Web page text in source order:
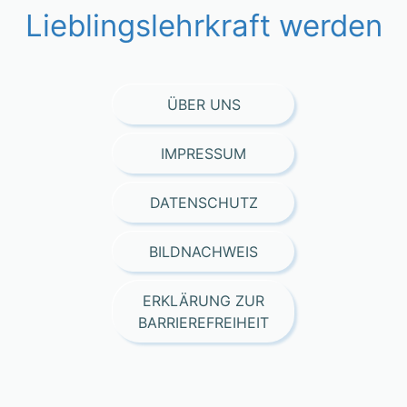
Lieblingslehrkraft werden
ÜBER UNS
IMPRESSUM
DATENSCHUTZ
BILDNACHWEIS
ERKLÄRUNG ZUR
BARRIEREFREIHEIT